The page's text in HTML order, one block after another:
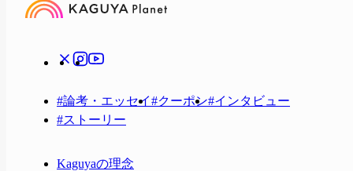
#論考・エッセイ#クーポン#インタビュー
#ストーリー
Kaguyaの理念